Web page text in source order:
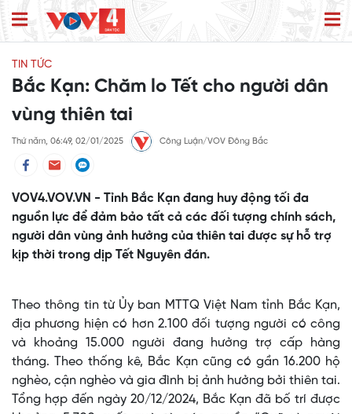
TIN TỨC
Bắc Kạn: Chăm lo Tết cho người dân
vùng thiên tai
Thứ năm, 06:49, 02/01/2025 Công Luận/VOV Đông Bắc
VOV4.VOV.VN - Tỉnh Bắc Kạn đang huy động tối đa
nguồn lực để đảm bảo tất cả các đối tượng chính sách,
người dân vùng ảnh hưởng của thiên tai được sự hỗ trợ
kịp thời trong dịp Tết Nguyên đán.
Theo thông tin từ Ủy ban MTTQ Việt Nam tỉnh Bắc Kạn,
địa phương hiện có hơn 2.100 đối tượng người có công
và khoảng 15.000 người đang hưởng trợ cấp hàng
tháng. Theo thống kê, Bắc Kạn cũng có gần 16.200 hộ
nghèo, cận nghèo và gia đình bị ảnh hưởng bởi thiên tai.
Tổng hợp đến ngày 20/12/2024, Bắc Kạn đã bố trí được